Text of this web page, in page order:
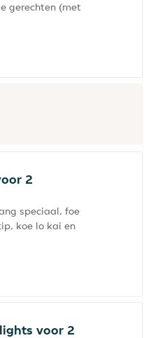
gerechten (met
2
speciaal, foe
koe lo kai en
voor 2